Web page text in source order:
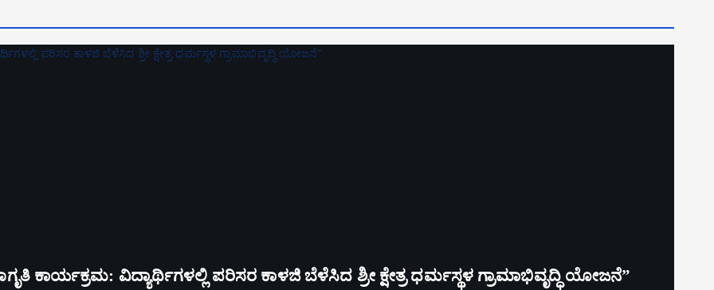
ಕಾರ್ಯಕ್ರಮ: ವಿದ್ಯಾರ್ಥಿಗಳಲ್ಲಿ ಪರಿಸರ ಕಾಳಜಿ ಬೆಳೆಸಿದ ಶ್ರೀ ಕ್ಷೇತ್ರ ಧರ್ಮಸ್ಥಳ ಗ್ರಾಮಾಭಿವೃದ್ಧಿ ಯೋಜನೆ”